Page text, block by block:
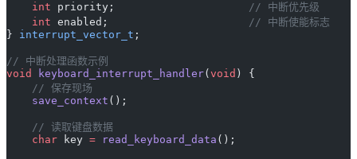
    int
priority;
                     // 中断优先级
    int
enabled;
                      // 中断使能标志
} interrupt_vector_t ;
// 中断处理函数示例
void
keyboard_interrupt_handler( void ) {
    // 保存现场
    save_context
();
    // 读取键盘数据
    char
key = read_keyboard_data ();